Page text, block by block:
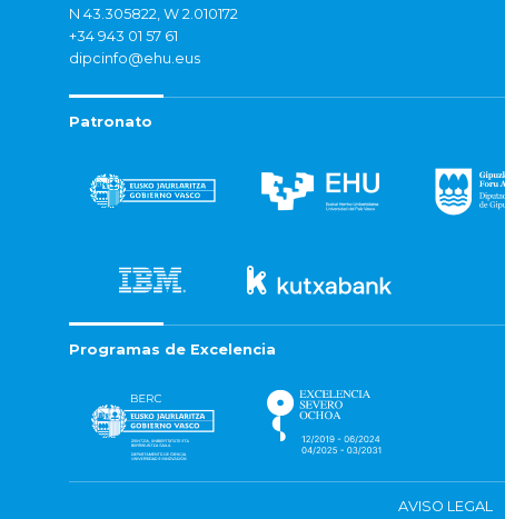
N 43.305822, W 2.010172
+34 943 01 57 61
dipcinfo@ehu.eus
Patronato
Programas de Excelencia
AVISO LEGAL